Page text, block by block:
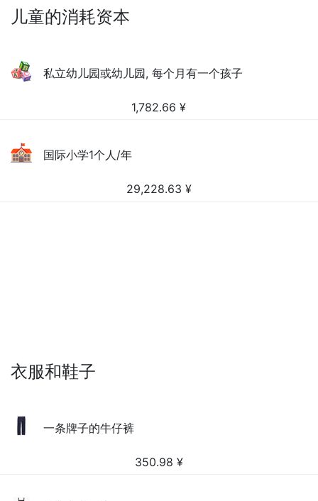
儿童的消耗资本
私立幼儿园或幼儿园, 每个月有一个孩子
1,782.66 ¥
国际小学1个人/年
29,228.63 ¥
衣服和鞋子
一条牌子的牛仔裤
350.98 ¥